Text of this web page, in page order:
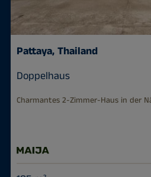
Pattaya, Thailand
Doppelhaus
Charmantes 2-Zimmer-Haus in der